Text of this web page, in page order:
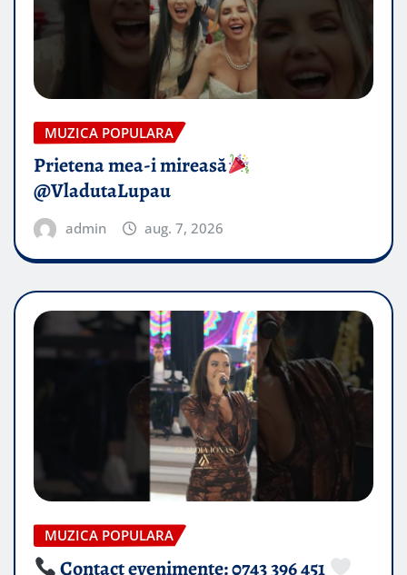
MUZICA POPULARA
Prietena mea-i mireasă​
@VladutaLupau
admin aug. 7, 2026
MUZICA POPULARA
Contact evenimente: 0743 396 451